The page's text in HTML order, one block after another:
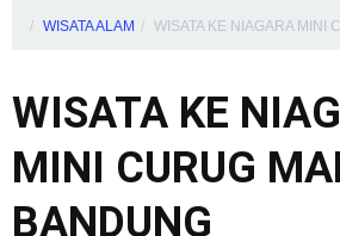
WISATA ALAM WISATA KE NIAGARA MINI
WISATA KE
MINI CURUG
BANDUNG